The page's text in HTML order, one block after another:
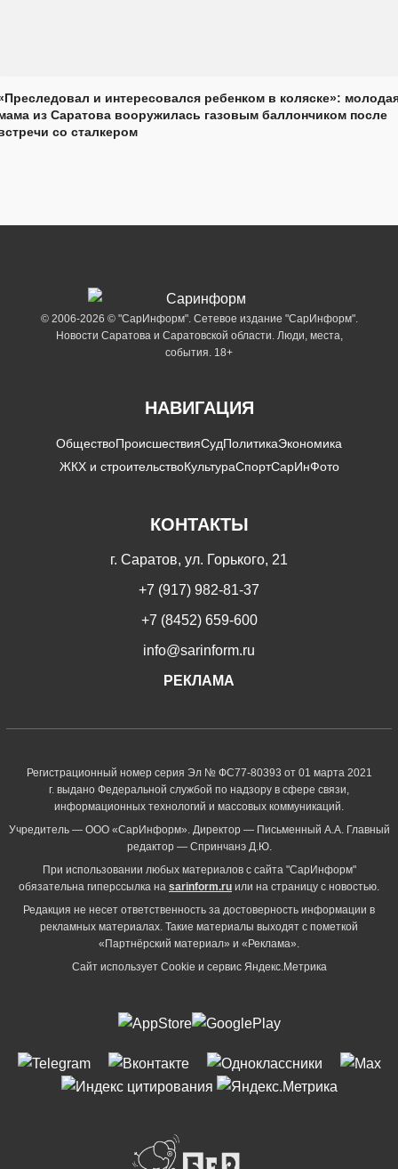
и интересовался ребенком в коляске»:
из Саратова вооружилась газовым баллончиком после
со сталкером
© 2006-2026 © "СарИнформ". Сетевое издание "СарИнформ".
Новости Саратова и Саратовской области. Люди, места,
события. 18+
НАВИГАЦИЯ
ОбществоПроисшествияСудПолитикаЭкономика
ЖКХ и строительствоКультураСпортСарИнФото
КОНТАКТЫ
г. Саратов, ул. Горького, 21
+7 (917) 982-81-37
+7 (8452) 659-600
info@sarinform.ru
РЕКЛАМА
Регистрационный номер серия Эл № ФС77-80393 от 01 марта 2021
г. выдано Федеральной службой по надзору в сфере связи,
информационных технологий и массовых коммуникаций.
Учредитель — ООО «СарИнформ». Директор — Письменный А.А. Главный
редактор — Спринчанэ Д.Ю.
При использовании любых материалов с сайта "СарИнформ"
обязательна гиперссылка на sarinform.ru или на страницу с новостью.
Редакция не несет ответственность за достоверность информации в
рекламных материалах. Такие материалы выходят с пометкой
«Партнёрский материал» и «Реклама».
Сайт использует Cookie и сервиc Яндекс.Метрика